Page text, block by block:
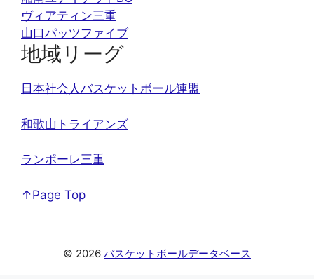
ヴィアティン三重
山口パッツファイブ
地域リーグ
日本社会人バスケットボール連盟
和歌山トライアンズ
ランポーレ三重
↑Page Top
© 2026 バスケットボールデータベース